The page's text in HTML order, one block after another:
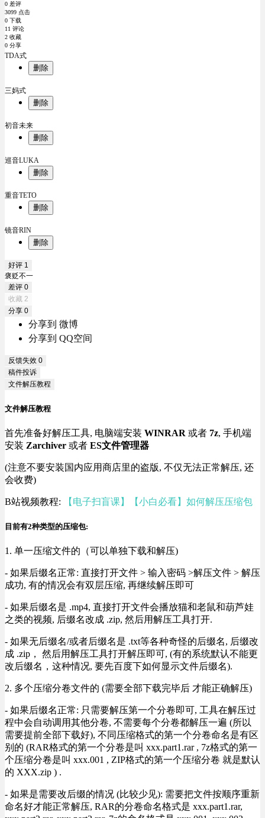
0 差评
3099 点击
0 下载
11 评论
2 收藏
0 分享
TDA式
删除
三妈式
删除
初音未来
删除
巡音LUKA
删除
重音TETO
删除
镜音RIN
删除
好评 1
褒贬不一
差评 0
收藏 2
分享 0
分享到 微博
分享到 QQ空间
反馈失效 0
稿件投诉
文件解压教程
文件解压教程
首先准备好解压工具, 电脑端安装 WINRAR 或者 7z, 手机端
安装 Zarchiver 或者 ES文件管理器
(注意不要安装国内应用商店里的盗版, 不仅无法正常解压, 还
会收费)
B站视频教程: 【电子扫盲课】【小白必看】如何解压压缩包
目前有2种类型的压缩包:
1. 单一压缩文件的（可以单独下载和解压)
- 如果后缀名正常: 直接打开文件 > 输入密码 >解压文件 > 解压
成功, 有的情况会有双层压缩, 再继续解压即可
- 如果后缀名是 .mp4, 直接打开文件会播放猫和老鼠和葫芦娃
之类的视频, 后缀名改成 .zip, 然后用解压工具打开.
- 如果无后缀名/或者后缀名是 .txt等各种奇怪的后缀名, 后缀改
成 .zip， 然后用解压工具打开解压即可, (有的系统默认不能更
改后缀名，这种情况, 要先百度下如何显示文件后缀名).
2. 多个压缩分卷文件的 (需要全部下载完毕后 才能正确解压)
- 如果后缀名正常: 只需要解压第一个分卷即可, 工具在解压过
程中会自动调用其他分卷, 不需要每个分卷都解压一遍 (所以
需要提前全部下载好), 不同压缩格式的第一个分卷命名是有区
别的 (RAR格式的第一个分卷是叫 xxx.part1.rar , 7z格式的第一
个压缩分卷是叫 xxx.001 , ZIP格式的第一个压缩分卷 就是默认
的 XXX.zip ) .
- 如果是需要改后缀的情况 (比较少见): 需要把文件按顺序重新
命名好才能正常解压, RAR的分卷命名格式是 xxx.part1.rar,